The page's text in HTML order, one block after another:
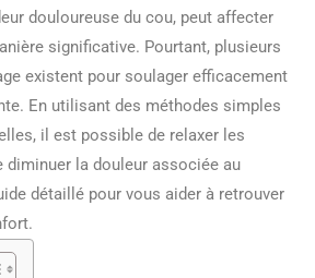
douloureuse du cou, peut affecter
significative. Pourtant, plusieurs
existent pour soulager efficacement
En utilisant des méthodes simples
il est possible de relaxer les
diminuer la douleur associée au
détaillé pour vous aider à retrouver